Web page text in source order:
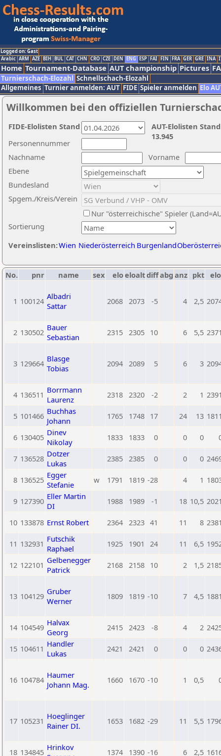
Logged on: Gast
Arabic ARM AZE BIH BUL CAT CHN CRO CZE DEN ENG ESP FAI FIN FRA GER GRE INA
Home Tournament-Database AUT championship Pictures
Turnierschach-Elozahl Schnellschach-Elozahl
Allgemeines Turnier anmelden: AUT FIDE Spieler anmelden Elo
Willkommen bei den offiziellen
Nachname
Vorname
Ebene
Sortierung
Personennummer
Bundesland
Spgem./Kreis/Verein
Nur "österreichische" Spieler
Vereinslisten:Wien Niederösterreich Burgenland
AUT-Elolisten
13.945
FIDE-Elolisten Stand
No. pnr name sex eloeloaltdiffabg anz pkt
1 100124 Albadri
Sattar
2068 2073 -5 4 2,5
2 130502 Bauer
Sebastian
2315 2305 10 6 5,5
3 129664 Blasge
Tobias
2094 2089 5 6 3
4 136511 Borrmann
Laurenz
2318 2320 -2 2 1
5 101466 Buchhas
Johann
1765 1748 17 24 13
6 130405 Dinev
Nikolay
1833 1833 0 0 0
7 136528 Dotzer
Lukas
2385 2385 0 0 0
8 136525 Egger
Stefanie
w 1791 1819 -28 4 1
9 127390 Eller Martin
DI
1988 1989 -1 18 10,5
10 133878 Ernst Robert 2364 2323 41 11 8
11 132931 Futschik
Raphael
1925 1901 24 11 6,5
12 122101 Gelbenegger
Patrick
2168 2158 10 2 1,5
13 104129 Gruber
Werner
1809 1819 -10 7 4,5
14 104549 Halvax
Georg
2415 2423 -8 4 2
15 104611 Handler
Lukas
2421 2421 0 0 0
16 104784 Haumer
Johann Mag.
1660 1670 -10 1 0,5
17 105231 Hoeglinger
Rainer DI.
1653 1682 -29 11 5,5
18 134845 Hrinkov
1374 1390 -16 6 2,5